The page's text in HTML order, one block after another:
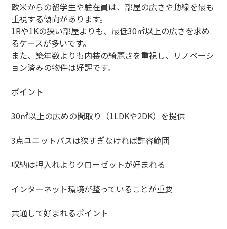
欧米からの留学生や駐在員は、部屋の広さや動線を最も
重視する傾向があります。
1Rや1Kの狭い部屋よりも、最低30㎡以上の広さを求め
るケースが多いです。
また、築年数よりも内装の綺麗さを重視し、リノベーシ
ョン済みの物件は好評です。
ポイント
30㎡以上の広めの間取り（1LDKや2DK）を提供
3点ユニットバスは狭すぎなければ許容範囲
収納は押入れよりクローゼットが好まれる
インターネット環境が整っていることが重要
共通して好まれるポイント